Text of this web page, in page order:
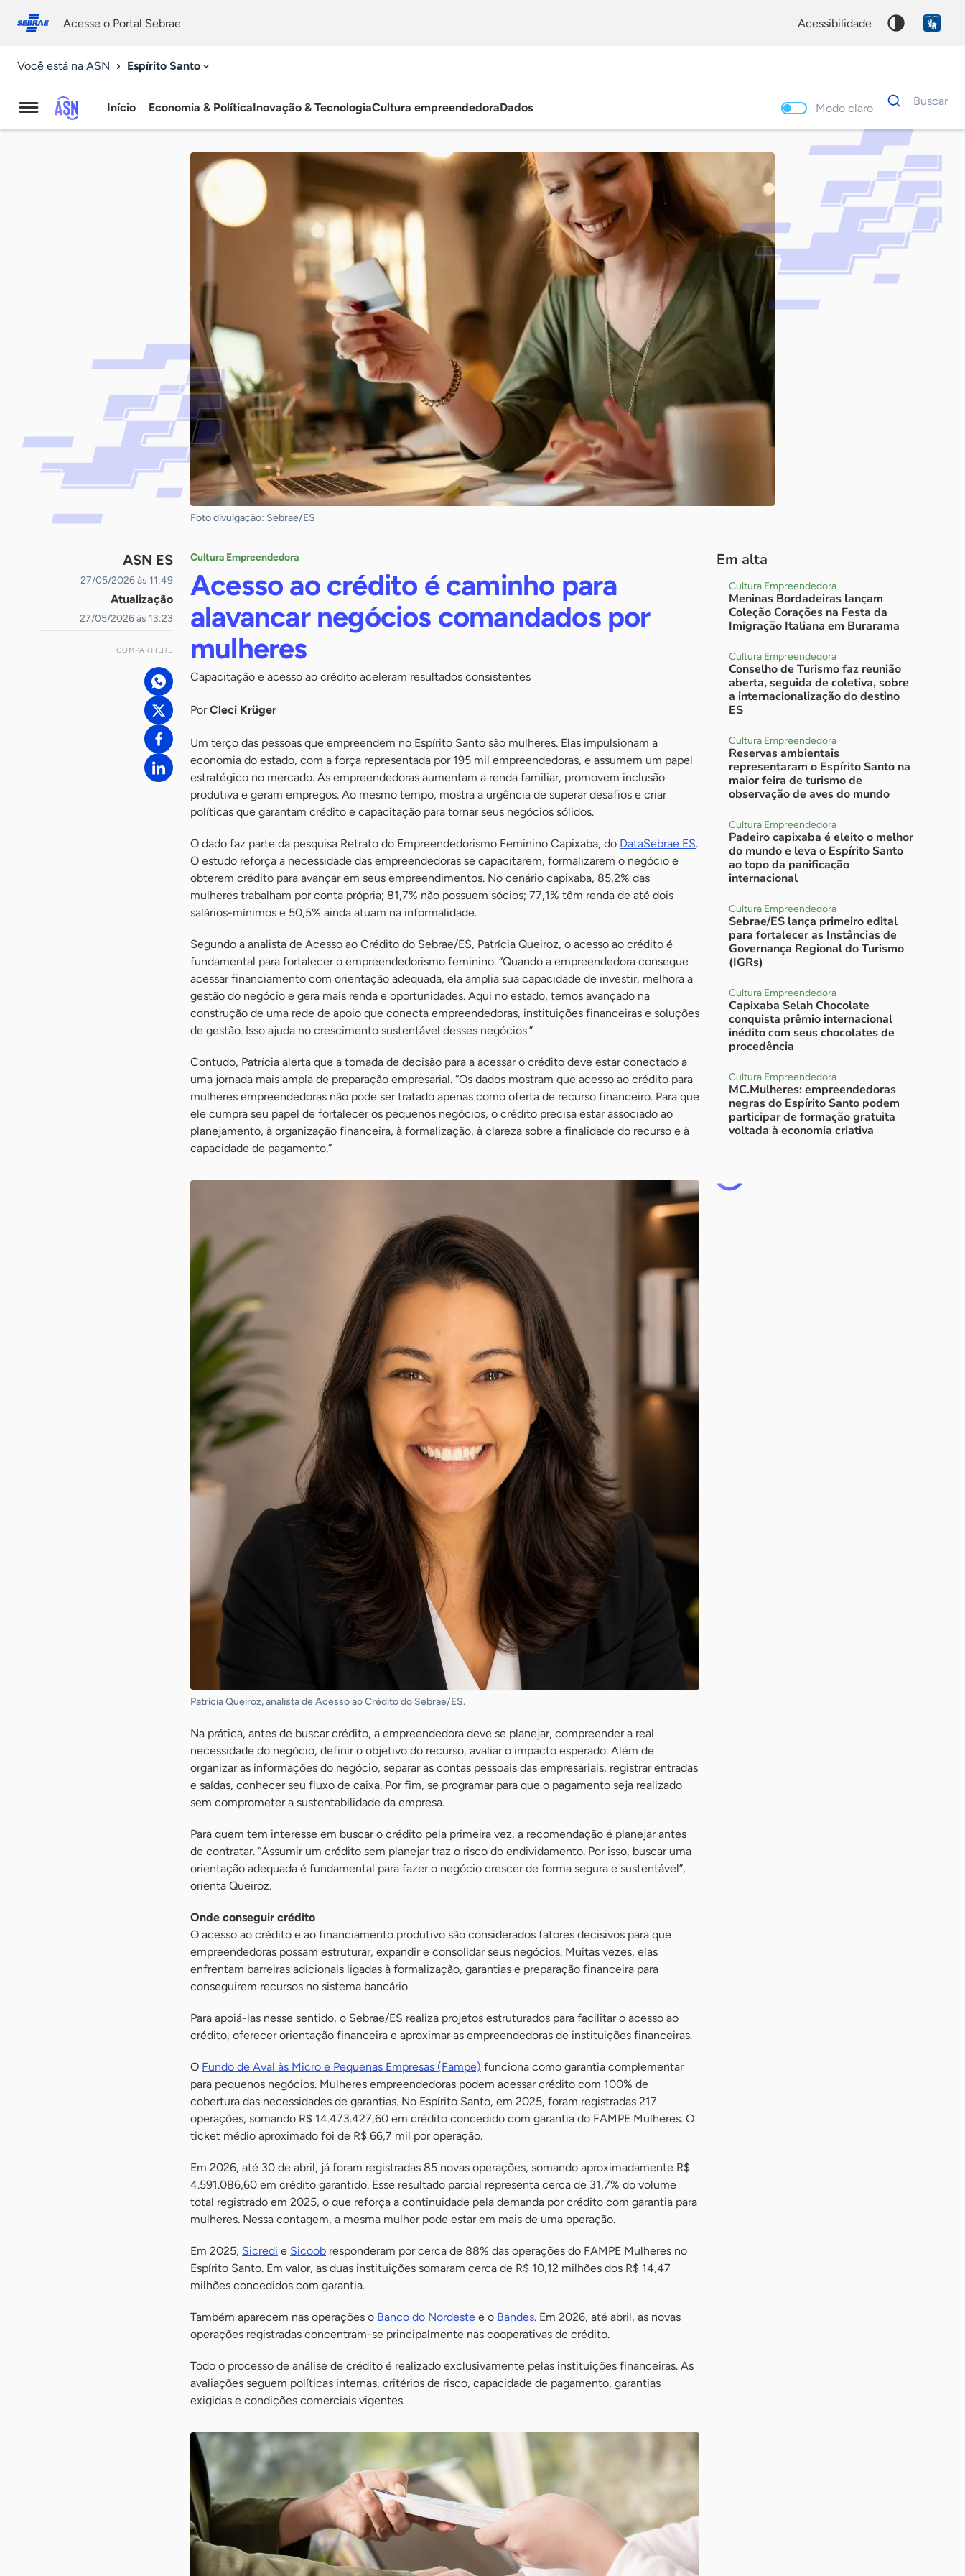
conosco
Acesse o Portal Sebrae acessibilidade
Você está na ASN Espírito Santo
Agência
Início Economia & PolíticaInovação & TecnologiaCultura empreendedoraDados Modo claro
Dados
para
Buscar
Palavra
chave
Foto divulgação: Sebrae/ES
ASN ES
27/05/2026 às 11:49
Atualização
27/05/2026 às 13:23
COMPARTILHE
Cultura Empreendedora
Acesso ao crédito é caminho para
alavancar negócios comandados por
mulheres
Capacitação e acesso ao crédito aceleram resultados consistentes
PorCleci Krüger
Um terço das pessoas que empreendem no Espírito Santo são mulheres. Elas impulsionam a
economia do estado, com a força representada por 195 mil empreendedoras, e assumem um papel
estratégico no mercado. As empreendedoras aumentam a renda familiar, promovem inclusão
produtiva e geram empregos. Ao mesmo tempo, mostra a urgência de superar desafios e criar
políticas que garantam crédito e capacitação para tornar seus negócios sólidos.
O dado faz parte da pesquisa Retrato do Empreendedorismo Feminino Capixaba, do DataSebrae ES.
O estudo reforça a necessidade das empreendedoras se capacitarem, formalizarem o negócio e
obterem crédito para avançar em seus empreendimentos. No cenário capixaba, 85,2% das
mulheres trabalham por conta própria; 81,7% não possuem sócios; 77,1% têm renda de até dois
salários-mínimos e 50,5% ainda atuam na informalidade.
Segundo a analista de Acesso ao Crédito do Sebrae/ES, Patrícia Queiroz, o acesso ao crédito é
fundamental para fortalecer o empreendedorismo feminino. “Quando a empreendedora consegue
acessar financiamento com orientação adequada, ela amplia sua capacidade de investir, melhora a
gestão do negócio e gera mais renda e oportunidades. Aqui no estado, temos avançado na
construção de uma rede de apoio que conecta empreendedoras, instituições financeiras e soluções
de gestão. Isso ajuda no crescimento sustentável desses negócios.”
Contudo, Patrícia alerta que a tomada de decisão para a acessar o crédito deve estar conectado a
uma jornada mais ampla de preparação empresarial. “Os dados mostram que acesso ao crédito para
mulheres empreendedoras não pode ser tratado apenas como oferta de recurso financeiro. Para que
ele cumpra seu papel de fortalecer os pequenos negócios, o crédito precisa estar associado ao
planejamento, à organização financeira, à formalização, à clareza sobre a finalidade do recurso e à
capacidade de pagamento.”
Patrícia Queiroz, analista de Acesso ao Crédito do Sebrae/ES.
Na prática, antes de buscar crédito, a empreendedora deve se planejar, compreender a real
necessidade do negócio, definir o objetivo do recurso, avaliar o impacto esperado. Além de
organizar as informações do negócio, separar as contas pessoais das empresariais, registrar entradas
e saídas, conhecer seu fluxo de caixa. Por fim, se programar para que o pagamento seja realizado
sem comprometer a sustentabilidade da empresa.
Para quem tem interesse em buscar o crédito pela primeira vez, a recomendação é planejar antes
de contratar. “Assumir um crédito sem planejar traz o risco do endividamento. Por isso, buscar uma
orientação adequada é fundamental para fazer o negócio crescer de forma segura e sustentável”,
orienta Queiroz.
Onde conseguir crédito
O acesso ao crédito e ao financiamento produtivo são considerados fatores decisivos para que
empreendedoras possam estruturar, expandir e consolidar seus negócios. Muitas vezes, elas
enfrentam barreiras adicionais ligadas à formalização, garantias e preparação financeira para
conseguirem recursos no sistema bancário.
Para apoiá-las nesse sentido, o Sebrae/ES realiza projetos estruturados para facilitar o acesso ao
crédito, oferecer orientação financeira e aproximar as empreendedoras de instituições financeiras.
O Fundo de Aval às Micro e Pequenas Empresas (Fampe) funciona como garantia complementar
para pequenos negócios. Mulheres empreendedoras podem acessar crédito com 100% de
cobertura das necessidades de garantias. No Espírito Santo, em 2025, foram registradas 217
operações, somando R$ 14.473.427,60 em crédito concedido com garantia do FAMPE Mulheres. O
ticket médio aproximado foi de R$ 66,7 mil por operação.
Em 2026, até 30 de abril, já foram registradas 85 novas operações, somando aproximadamente R$
4.591.086,60 em crédito garantido. Esse resultado parcial representa cerca de 31,7% do volume
total registrado em 2025, o que reforça a continuidade pela demanda por crédito com garantia para
mulheres. Nessa contagem, a mesma mulher pode estar em mais de uma operação.
Em 2025, Sicredi e Sicoob responderam por cerca de 88% das operações do FAMPE Mulheres no
Espírito Santo. Em valor, as duas instituições somaram cerca de R$ 10,12 milhões dos R$ 14,47
milhões concedidos com garantia.
Também aparecem nas operações o Banco do Nordeste e o Bandes. Em 2026, até abril, as novas
operações registradas concentram-se principalmente nas cooperativas de crédito.
Todo o processo de análise de crédito é realizado exclusivamente pelas instituições financeiras. As
avaliações seguem políticas internas, critérios de risco, capacidade de pagamento, garantias
exigidas e condições comerciais vigentes.
Em alta
Cultura Empreendedora
Meninas Bordadeiras lançam
Coleção Corações na Festa da
Imigração Italiana em Burarama
Cultura Empreendedora
Conselho de Turismo faz reunião
aberta, seguida de coletiva, sobre
a internacionalização do destino
ES
Cultura Empreendedora
Reservas ambientais
representaram o Espírito Santo na
maior feira de turismo de
observação de aves do mundo
Cultura Empreendedora
Padeiro capixaba é eleito o melhor
do mundo e leva o Espírito Santo
ao topo da panificação
internacional
Cultura Empreendedora
Sebrae/ES lança primeiro edital
para fortalecer as Instâncias de
Governança Regional do Turismo
(IGRs)
Cultura Empreendedora
Capixaba Selah Chocolate
conquista prêmio internacional
inédito com seus chocolates de
procedência
Cultura Empreendedora
MC.Mulheres: empreendedoras
negras do Espírito Santo podem
participar de formação gratuita
voltada à economia criativa